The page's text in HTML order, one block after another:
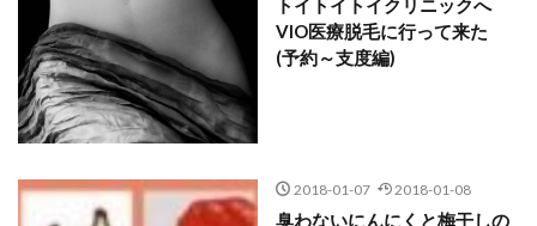
トイトイトイクリニックへ
VIO医療脱毛に行って来た
(予約～支度編)
2018-01-07 2018-01-08
臭わないにんにくと梅干しの